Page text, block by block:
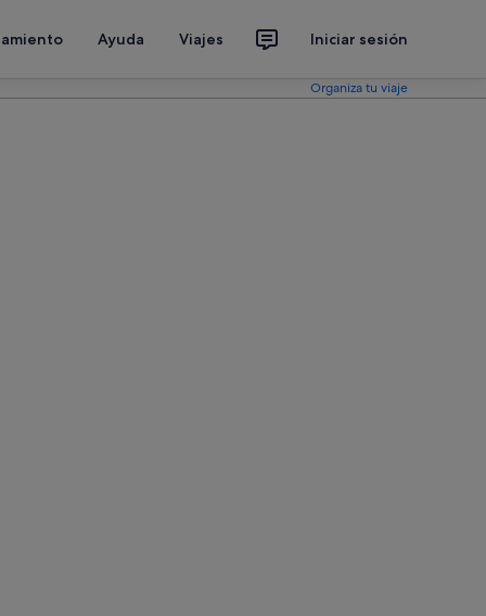
Ayuda Viajes Iniciar sesión
Organiza tu viaje